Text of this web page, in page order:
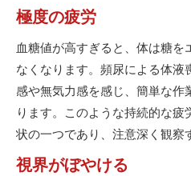
極度の疲労
血糖値が高すぎると、体は糖を
なくなります。頻尿による体液
感や無気力感を感じ、簡単な作
ります。このような持続的な
状の一つであり、注意深く観察
視界がぼやける